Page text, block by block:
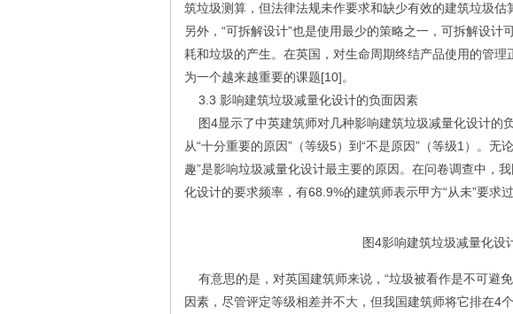
筑垃圾测算，但法律法规未作要求和缺少有效的建筑垃圾估
另外，“可拆解设计”也是使用最少的策略之一，可拆解设
耗和垃圾的产生。在英国，对生命周期终结产品使用的管
为一个越来越重要的课题[10]。
3.3 影响建筑垃圾减量化设计的负面因素
图4显示了中英建筑师对几种影响建筑垃圾减量化设计的
从“十分重要的原因”（等级5）到“不是原因”（等级1）。
趣”是影响垃圾减量化设计最主要的原因。在问卷调查中，
化设计的要求频率，有68.9%的建筑师表示甲方“从未”要求过
图4影响建筑垃圾减量化设
有意思的是，对英国建筑师来说，“垃圾被看作是不可避
因素，尽管评定等级相差并不大，但我国建筑师将它排在4